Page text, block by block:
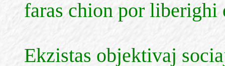
faras chion por liberighi
Ekzistas objektivaj